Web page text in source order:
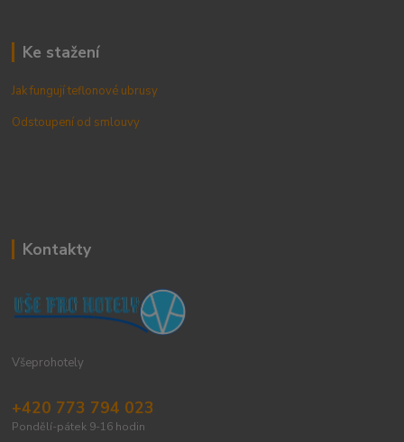
Ke stažení
Jak fungují teflonové ubrusy
Odstoupení od smlouvy
Kontakty
Všeprohotely
+420 773 794 023
Pondělí-pátek 9-16 hodin